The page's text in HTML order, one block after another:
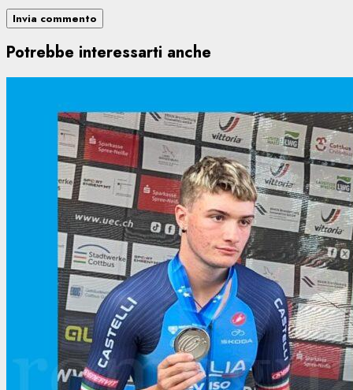
Potrebbe interessarti anche